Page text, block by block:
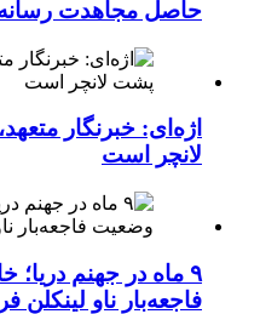
حاصل مجاهدت
اژه‌ای: خبرنگار
لانچر است
۹ ماه در جهنم
فاجعه‌بار ناو لینکلن